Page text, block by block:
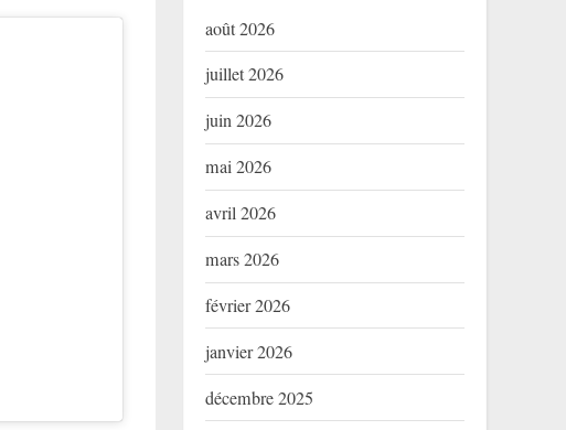
août 2026
juillet 2026
juin 2026
mai 2026
avril 2026
mars 2026
février 2026
janvier 2026
décembre 2025